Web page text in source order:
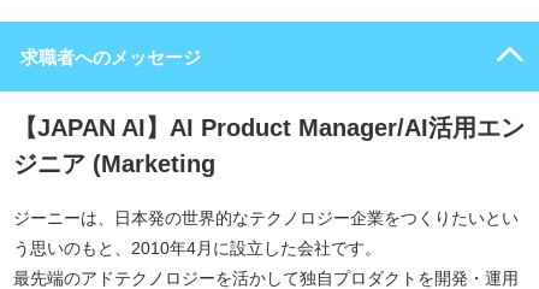
求職者へのメッセージ
【JAPAN AI】AI Product Manager/AI活用エン
ジニア (Marketing
ジーニーは、日本発の世界的なテクノロジー企業をつくりたいとい
う思いのもと、2010年4月に設立した会社です。
最先端のアドテクノロジーを活かして独自プロダクトを開発・運用